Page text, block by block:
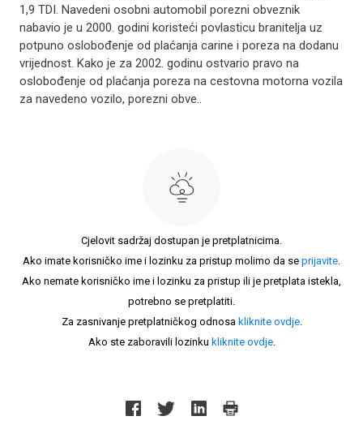
1,9 TDI. Navedeni osobni automobil porezni obveznik
nabavio je u 2000. godini koristeći povlasticu branitelja uz
potpuno oslobođenje od plaćanja carine i poreza na dodanu
vrijednost. Kako je za 2002. godinu ostvario pravo na
oslobođenje od plaćanja poreza na cestovna motorna vozila
za navedeno vozilo, porezni obve..
Cjelovit sadržaj dostupan je pretplatnicima.
Ako imate korisničko ime i lozinku za pristup molimo da se prijavite.
Ako nemate korisničko ime i lozinku za pristup ili je pretplata istekla,
potrebno se pretplatiti.
Za zasnivanje pretplatničkog odnosa kliknite ovdje.
Ako ste zaboravili lozinku kliknite ovdje.